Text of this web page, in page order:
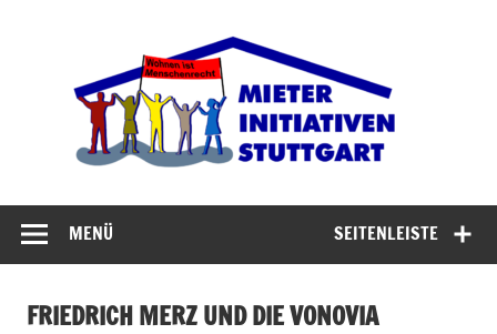
verteidigen
SEITENLEISTE
MENÜ
FRIEDRICH MERZ UND DIE VONOVIA